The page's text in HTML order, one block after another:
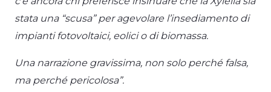
stata una “scusa” per agevolare l’insediamento di
impianti fotovoltaici, eolici o di biomassa.
Una narrazione gravissima, non solo perché falsa,
ma perché pericolosa”.